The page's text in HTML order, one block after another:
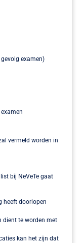
examen)
vermeld worden in
bij NeVeTe gaat
heeft doorlopen
dient te worden met
kan het zijn dat